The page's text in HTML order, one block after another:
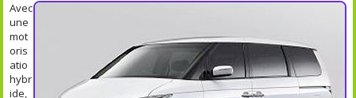
Avec
une
mot
oris
atio
hybr
ide,